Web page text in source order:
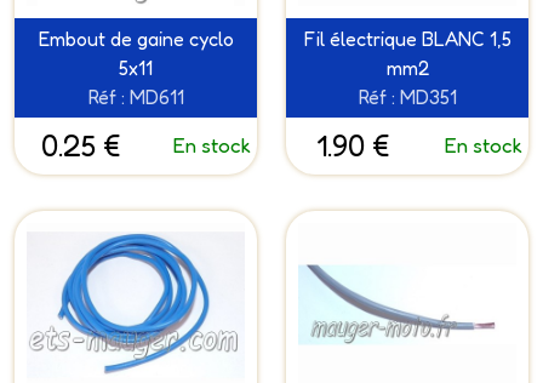
Embout de gaine cyclo
5x11
Réf : MD611
0.25 € En stock
Fil électrique BLANC 1,5
mm2
Réf : MD351
1.90 € En stock